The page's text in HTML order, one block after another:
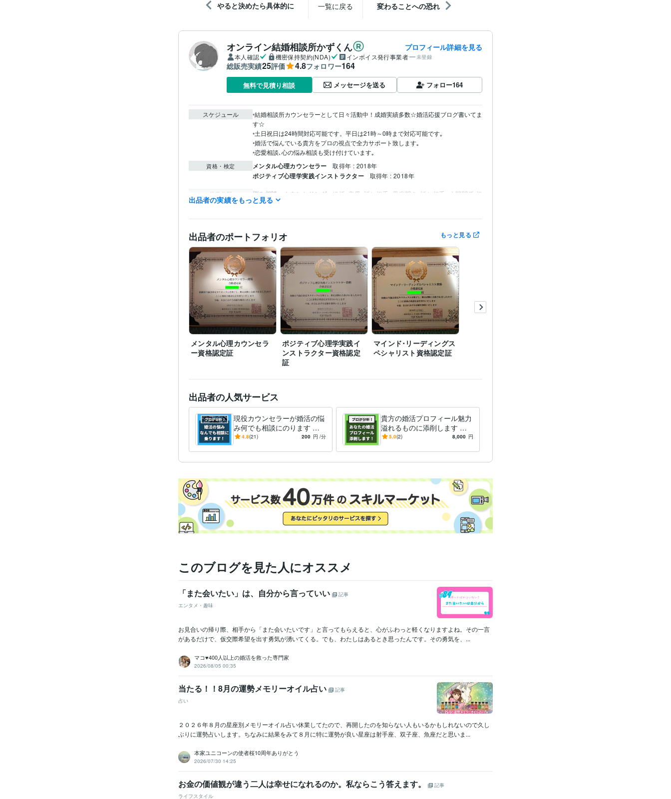
やると決めたら具体的に 一覧に戻る 変わることへの恐れ
オンライン結婚相談所かずくん プロフィール詳細を見る
本人確認 機密保持契約(NDA) インボイス発行事業者 未登録
総販売実績25評価 4.8フォロワー164
無料で見積り相談 メッセージを送る フォロー164
スケジュール
◦結婚相談所カウンセラーとして日々活動中！成婚実績多数☆婚活応援ブログ書いてま
す☆
◦土日祝日は24時間対応可能です。平日は21時～0時まで対応可能です｡
◦婚活で悩んでいる貴方をプロの視点で全力サポート致します｡
◦恋愛相談､心の悩み相談も受け付けています｡
資格・検定 メンタル心理カウンセラー 取得年 : 2018年
ポジティブ心理学実践インストラクター 取得年 : 2018年
得意分野 悩み相談・カウンセリング 婚活､恋愛､話し相手 愚痴聞き､話し相手
人間関係 相
談
出品者の実績をもっと見る
出品者のポートフォリオ もっと見る
メンタル心理カウンセラ
ー資格認定証
ポジティブ心理学実践イ
ンストラクター資格認定
証
マインド･リーディングス
ペシャリスト資格認定証
出品者の人気サービス
現役カウンセラーが婚活の悩
み何でも相談にのります パ
ーティー･お見合い･LINE･デ
4.8(21) 200 円 /分
貴方の婚活プロフィール魅力
溢れるものに添削します 婚
活の武器であるプロフィール
5.0(2) 8,000 円
このブログを見た人にオススメ
「また会いたい」は、自分から言っていい
記事
エンタメ・趣味
お見合いの帰り際、相手から「また会いたいです」と言ってもらえると、心がふわっと軽くなりますよね。その一言
があるだけで、仮交際希望を出す勇気が湧いてくる。でも、わたしはあるとき思ったんです。その勇気を、...
マコ♥️400人以上の婚活を救った専門家
2026/08/05 00:35
当たる！！8月の運勢メモリーオイル占い
記事
占い
２０２６年８月の星座別メモリーオイル占い休業してたので、再開したのを知らない人もいるかもしれないので久し
ぶりに運勢占いします。ちなみに結果をみて８月に特に運勢が良い星座は射手座、双子座、魚座だと思いま...
本家ユニコーンの使者桜10周年ありがとう
2026/07/30 14:25
お金の価値観が違う二人は幸せになれるのか。私ならこう答えます。
記事
ライフスタイル